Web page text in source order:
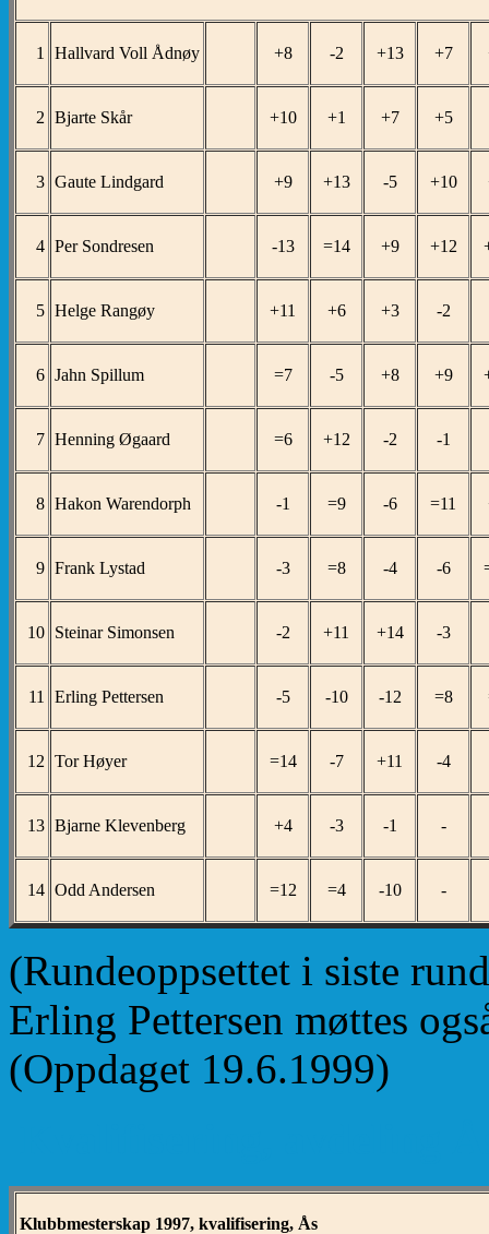
1 Hallvard Voll Ådnøy +8 -2 +13 +7
2 Bjarte Skår +10 +1 +7 +5
3 Gaute Lindgard +9 +13 -5 +10
4 Per Sondresen -13 =14 +9 +12
5 Helge Rangøy +11 +6 +3 -2
6 Jahn Spillum =7 -5 +8 +9
7 Henning Øgaard =6 +12 -2 -1
8 Hakon Warendorph -1 =9 -6 =11
9 Frank Lystad -3 =8 -4 -6
10 Steinar Simonsen -2 +11 +14 -3
11 Erling Pettersen -5 -10 -12 =8
12 Tor Høyer =14 -7 +11 -4
13 Bjarne Klevenberg +4 -3 -1 -
14 Odd Andersen =12 =4 -10 -
(Rundeoppsettet i siste
Erling Pettersen møttes
(Oppdaget 19.6.1999)
Klubbmesterskap 1997, kvalifisering, Ås